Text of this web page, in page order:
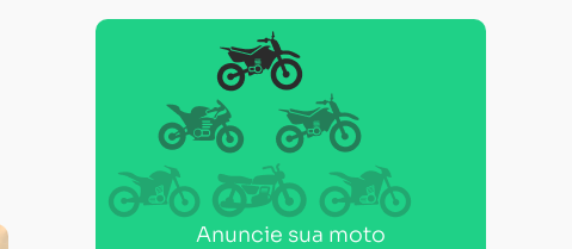
Anuncie sua moto